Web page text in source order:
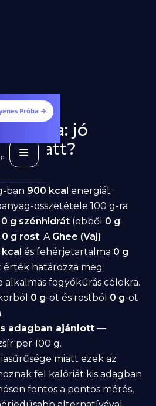
Ingyenes Próba →
jó
alatt?
ban 900 kcal energiát
összetétele 100 g-ra
0 g szénhidrát (ebből 0 g
0 g rost. A Ghee (Vaj)
és fehérjetartalma 0 g
érték határozza meg
alkalmas fogyókúrás célokra.
0 g-ot és rostból 0 g-ot
adagban ajánlott —
per 100 g.
miatt ezek az
fel kalóriát kis adagban
fontos a pontos mérés,